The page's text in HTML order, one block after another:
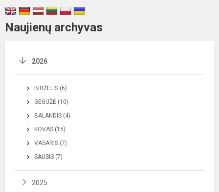
Naujienų archyvas
2026
BIRŽELIS (6)
GEGUŽĖ (10)
BALANDIS (4)
KOVAS (15)
VASARIS (7)
SAUSIS (7)
2025